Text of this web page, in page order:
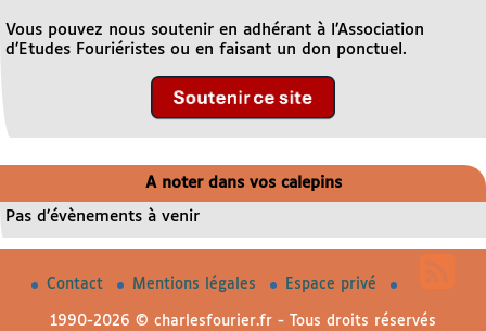
Vous pouvez nous soutenir en adhérant à l’Association
d’Etudes Fouriéristes ou en faisant un don ponctuel.
A noter dans vos calepins
Pas d’évènements à venir
Contact Mentions légales Espace privé
1990-2026 © charlesfourier.fr - Tous droits réservés